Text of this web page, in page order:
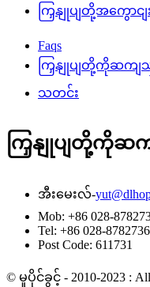
ကြှနျုပျတို့အကွောငျ
Faqs
ကြှနျုပျတို့ကိုဆကျ
သတင်း
ကြှနျုပျတို့ကိုဆ
အီးမေးလ်-
Mob: +86 028-
Tel: +86 028-
Post Code: 611731
© မူပိုင်ခွင့် - 2010-2023 : All